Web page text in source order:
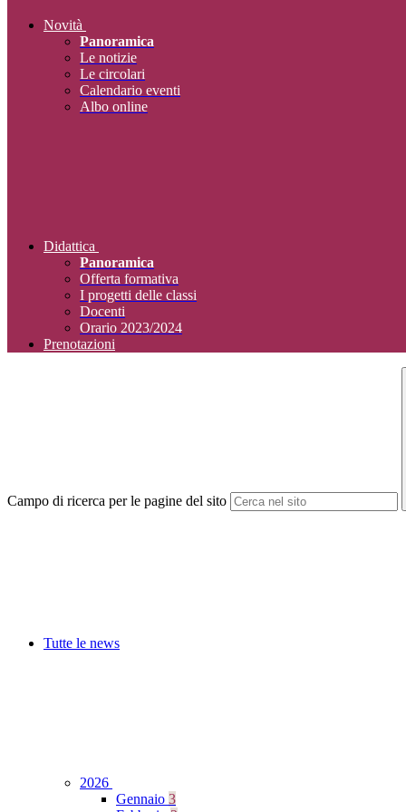
Novità
Panoramica
Le notizie
Le circolari
Calendario eventi
Albo online
Didattica
Panoramica
Offerta formativa
I progetti delle classi
Docenti
Orario 2023/2024
Prenotazioni
Campo di ricerca per le pagine del sito
Tutte le news
2026
Gennaio 3